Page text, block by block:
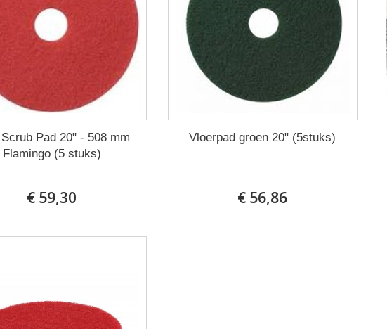
Pad 20" - 508 mm
Flamingo (5 stuks)
€ 59,30
Vloerpad groen 20" (5stuks)
€ 56,86